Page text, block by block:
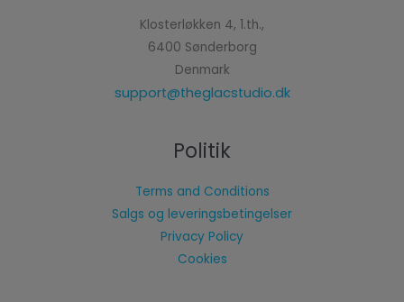
Klosterløkken 4, 1.th.,
6400 Sønderborg
Denmark
support@theglacstudio.dk
Politik
Terms and Conditions
Salgs og leveringsbetingelser
Privacy Policy
Cookies